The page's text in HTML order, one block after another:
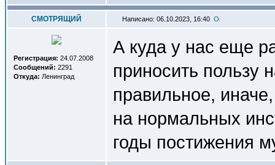
СМОТРЯЩИЙ Написано: 06.10.2023, 16:40
Регистрация: 24.07.2008
Сообщений: 2291
Откуда: Ленинград
А куда у нас еще
приносить пользу
правильное,
на нормальных
годы постижения